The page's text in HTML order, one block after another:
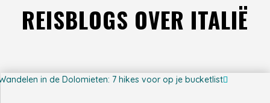
REISBLOGS OVER ITALIË